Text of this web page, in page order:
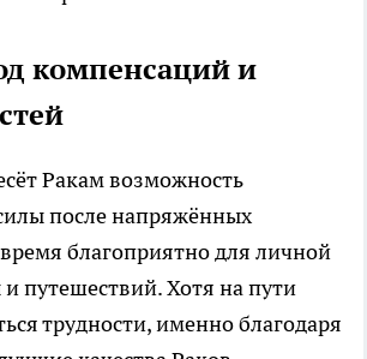
компенсаций и
Ракам возможность
после напряжённых
благоприятно для личной
путешествий. Хотя на пути
трудности, именно благодаря